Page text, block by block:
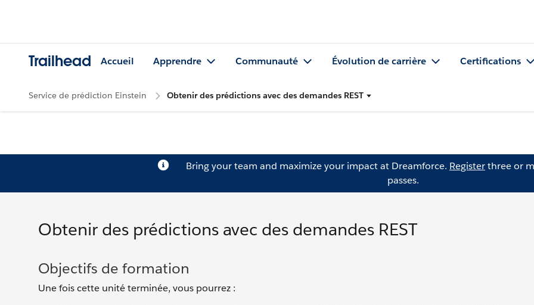
Trailhead Accueil Apprendre Communauté Évolution de carrière Certifications
Service de prédiction Einstein Obtenir des prédictions avec des demandes REST
Bring your team and maximize your impact at Dreamforce. Registerthree or
passes.
Obtenir des prédictions avec des demandes REST
Objectifs de formation
Une fois cette unité terminée, vous pourrez :